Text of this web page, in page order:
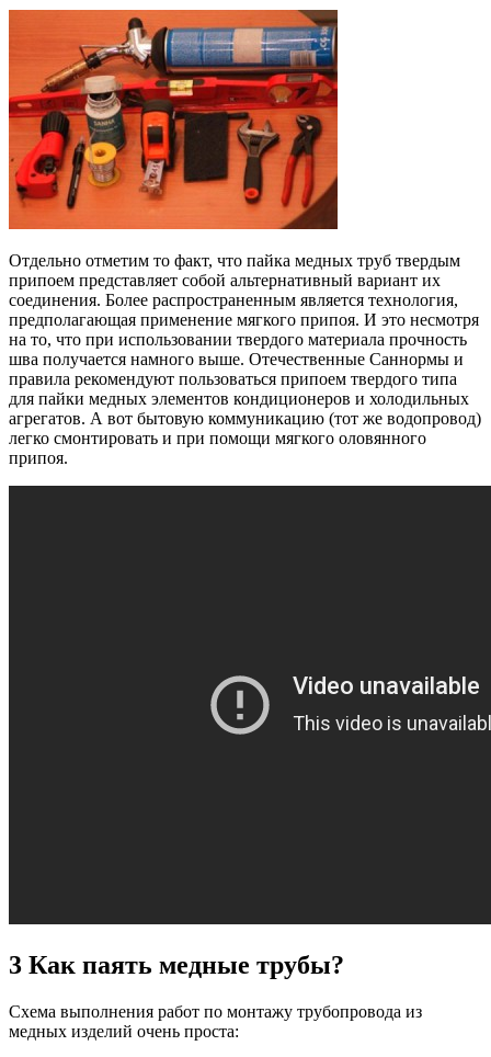
Отдельно отметим то факт, что пайка медных труб твердым
припоем представляет собой альтернативный вариант их
соединения. Более распространенным является технология,
предполагающая применение мягкого припоя. И это несмотря
на то, что при использовании твердого материала прочность
шва получается намного выше. Отечественные Саннормы и
правила рекомендуют пользоваться припоем твердого типа
для пайки медных элементов кондиционеров и холодильных
агрегатов. А вот бытовую коммуникацию (тот же водопровод)
легко смонтировать и при помощи мягкого оловянного
припоя.
3 Как паять медные трубы?
Схема выполнения работ по монтажу трубопровода из
медных изделий очень проста: